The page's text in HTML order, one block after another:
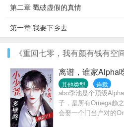
第二章 戳破虚假的真情
第一章 我要下乡去
《重回七零，我有颜有钱有空
离谱，谁家Alpha
其他类型 连载
abo季池是个顶级
子，是所有Omega趋
会娶一个门当户对的